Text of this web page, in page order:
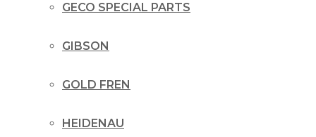
GECO SPECIAL PARTS
GIBSON
GOLD FREN
HEIDENAU